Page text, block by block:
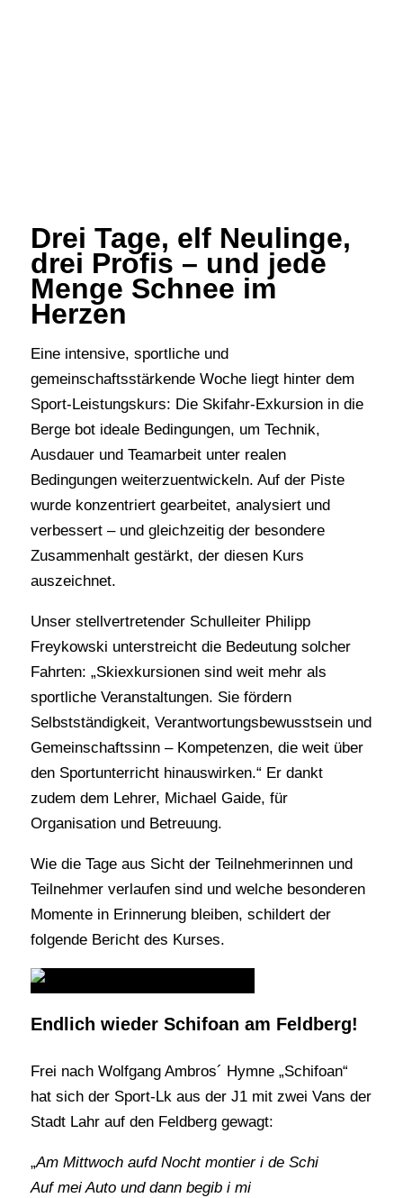
Drei Tage, elf Neulinge,
drei Profis – und jede
Menge Schnee im
Herzen
Eine intensive, sportliche und
gemeinschaftsstärkende Woche liegt hinter dem
Sport-Leistungskurs: Die Skifahr-Exkursion in die
Berge bot ideale Bedingungen, um Technik,
Ausdauer und Teamarbeit unter realen
Bedingungen weiterzuentwickeln. Auf der Piste
wurde konzentriert gearbeitet, analysiert und
verbessert – und gleichzeitig der besondere
Zusammenhalt gestärkt, der diesen Kurs
auszeichnet.
Unser stellvertretender Schulleiter Philipp
Freykowski unterstreicht die Bedeutung solcher
Fahrten: „Skiexkursionen sind weit mehr als
sportliche Veranstaltungen. Sie fördern
Selbstständigkeit, Verantwortungsbewusstsein und
Gemeinschaftssinn – Kompetenzen, die weit über
den Sportunterricht hinauswirken.“ Er dankt
zudem dem Lehrer, Michael Gaide, für
Organisation und Betreuung.
Wie die Tage aus Sicht der Teilnehmerinnen und
Teilnehmer verlaufen sind und welche besonderen
Momente in Erinnerung bleiben, schildert der
folgende Bericht des Kurses.
Endlich wieder Schifoan am Feldberg!
Frei nach Wolfgang Ambros´ Hymne „Schifoan“
hat sich der Sport-Lk aus der J1 mit zwei Vans der
Stadt Lahr auf den Feldberg gewagt:
„Am Mittwoch aufd Nocht montier i de Schi
Auf mei Auto und dann begib i mi